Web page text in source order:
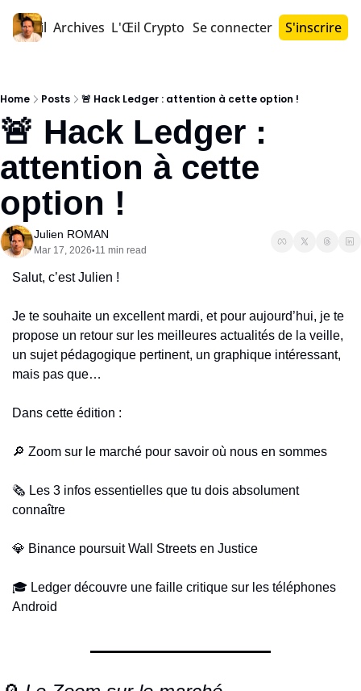
Accueil Archives L'Œil Crypto PRO™Se connecter S'inscrire
Home Posts 🚨 Hack Ledger : attention à cette option !
🚨 Hack Ledger :
attention à cette
option !
Julien ROMAN
Mar 17, 2026•11 min read
Salut, c’est Julien !
Je te souhaite un excellent mardi, et pour aujourd’hui, je te
propose un retour sur les meilleures actualités de la veille,
un sujet pédagogique pertinent, un graphique intéressant,
mais pas que…
Dans cette édition :
🔎 Zoom sur le marché pour savoir où nous en sommes
🗞️ Les 3 infos essentielles que tu dois absolument
connaître
💎 Binance poursuit Wall Streets en Justice
🎓 Ledger découvre une faille critique sur les téléphones
Android